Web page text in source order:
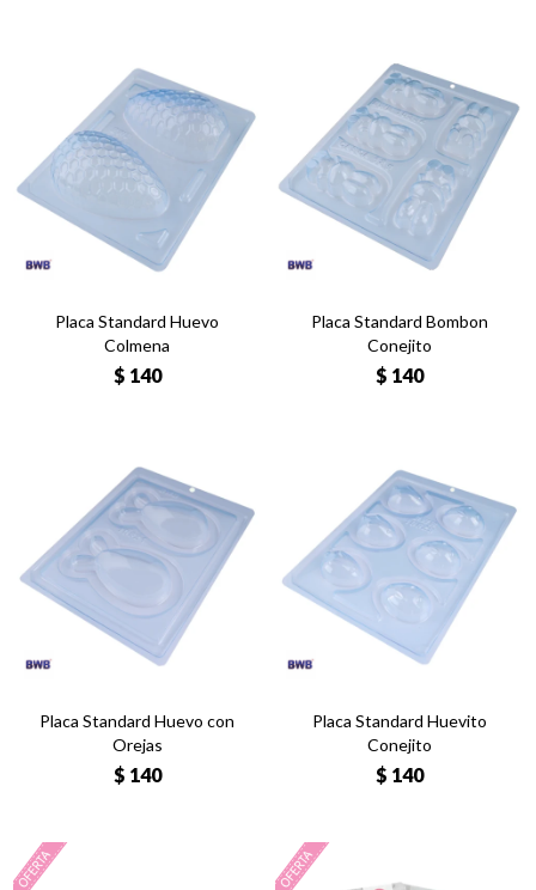
Placa Standard Huevo
Colmena
$ 140
Placa Standard Bombon
Conejito
$ 140
Placa Standard Huevo con
Orejas
$ 140
Placa Standard Huevito
Conejito
$ 140